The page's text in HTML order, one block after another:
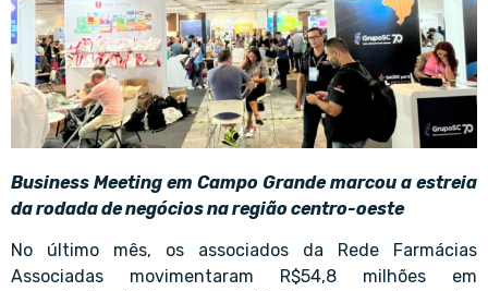
Business Meeting em Campo Grande marcou a estreia
da rodada de negócios na região centro-oeste
No último mês, os associados da Rede Farmácias
Associadas movimentaram R$54,8 milhões em